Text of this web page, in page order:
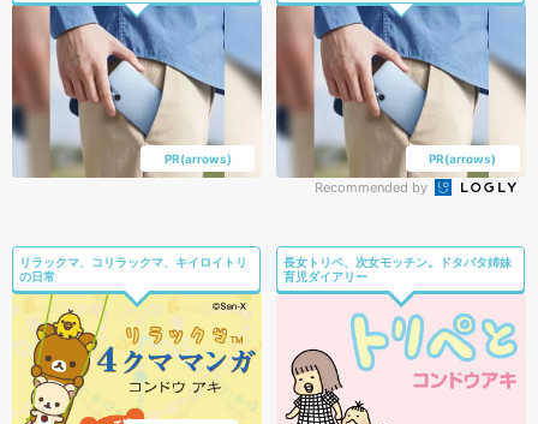
PR(arrows) PR(arrows)
Recommended by
リラックマ、コリラックマ、キイロイトリ
の日常
長女トリペ、次女モッチン。ドタバタ姉妹
育児ダイアリー